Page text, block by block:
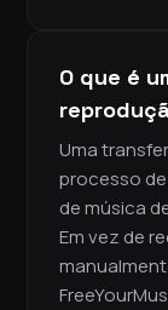
O que é
Uma
processo
de música
Em vez de